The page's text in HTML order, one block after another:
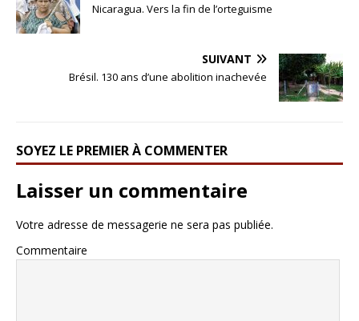
Nicaragua. Vers la fin de l’orteguisme
SUIVANT
Brésil. 130 ans d’une abolition inachevée
SOYEZ LE PREMIER À COMMENTER
Laisser un commentaire
Votre adresse de messagerie ne sera pas publiée.
Commentaire